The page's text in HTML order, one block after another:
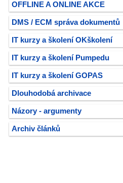
OFFLINE A ONLINE AKCE
DMS / ECM správa dokumentů
IT kurzy a školení OKškolení
IT kurzy a školení Pumpedu
IT kurzy a školení GOPAS
Dlouhodobá archivace
Názory - argumenty
Archiv článků